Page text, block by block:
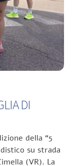
DI
della “5
su strada
(VR). La